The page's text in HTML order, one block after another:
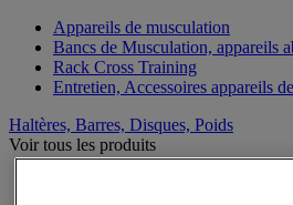
Appareils de musculation
Bancs de Musculation, appareils
Rack Cross Training
Entretien, Accessoires appareils
Haltères, Barres, Disques, Poids
Voir tous les produits